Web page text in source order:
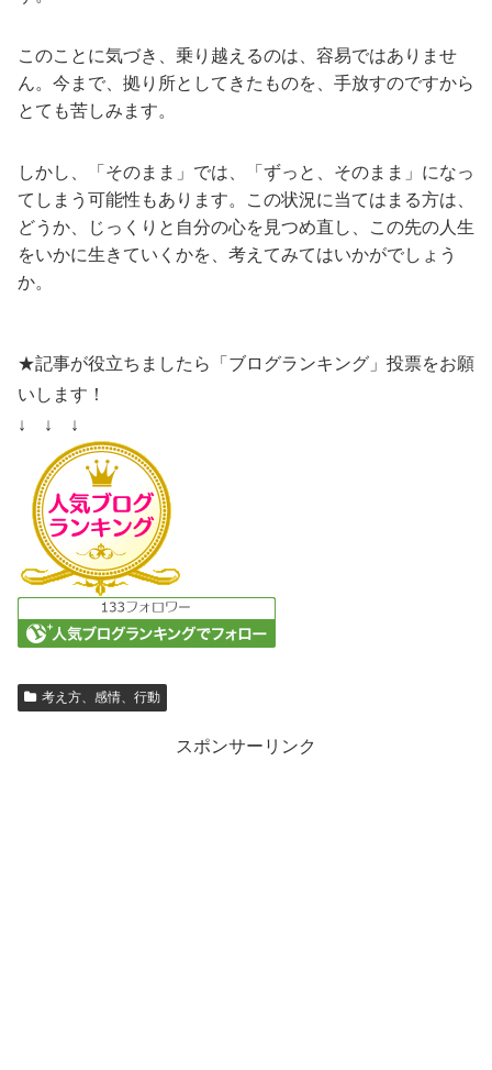
このことに気づき、乗り越えるのは、容易ではありませ
ん。今まで、拠り所としてきたものを、手放すのですから
とても苦しみます。
しかし、「そのまま」では、「ずっと、そのまま」になっ
てしまう可能性もあります。この状況に当てはまる方は、
どうか、じっくりと自分の心を見つめ直し、この先の人生
をいかに生きていくかを、考えてみてはいかがでしょう
か。
★記事が役立ちましたら「ブログランキング」投票をお願
いします！
↓ ↓ ↓
考え方、感情、行動
スポンサーリンク